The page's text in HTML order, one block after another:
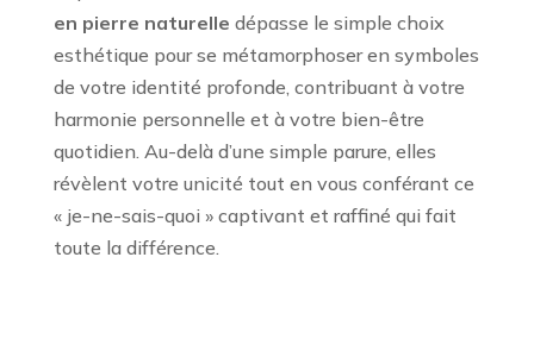
en pierre naturelle dépasse le simple choix
esthétique pour se métamorphoser en symboles
de votre identité profonde, contribuant à votre
harmonie personnelle et à votre bien-être
quotidien. Au-delà d’une simple parure, elles
révèlent votre unicité tout en vous conférant ce
« je-ne-sais-quoi » captivant et raffiné qui fait
toute la différence.